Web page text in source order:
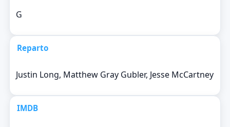
G
Reparto
Justin Long, Matthew Gray Gubler, Jesse McCartney
IMDB